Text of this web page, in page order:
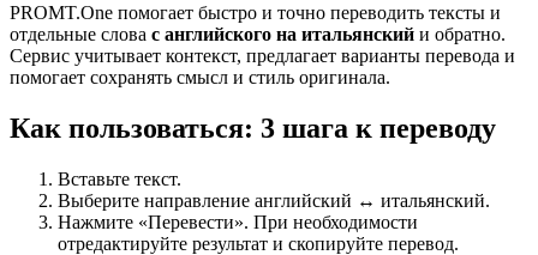
PROMT.One помогает быстро и точно переводить тексты и
отдельные слова с английского на итальянский и обратно.
Сервис учитывает контекст, предлагает варианты перевода и
помогает сохранять смысл и стиль оригинала.
Как пользоваться: 3 шага к переводу
Вставьте текст.
Выберите направление английский ↔ итальянский.
Нажмите «Перевести». При необходимости
отредактируйте результат и скопируйте перевод.